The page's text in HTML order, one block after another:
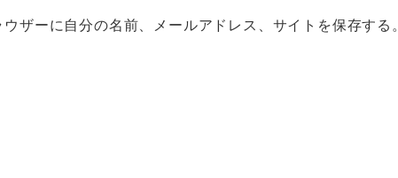
ザーに自分の名前、メールアドレス、サイトを保存する。